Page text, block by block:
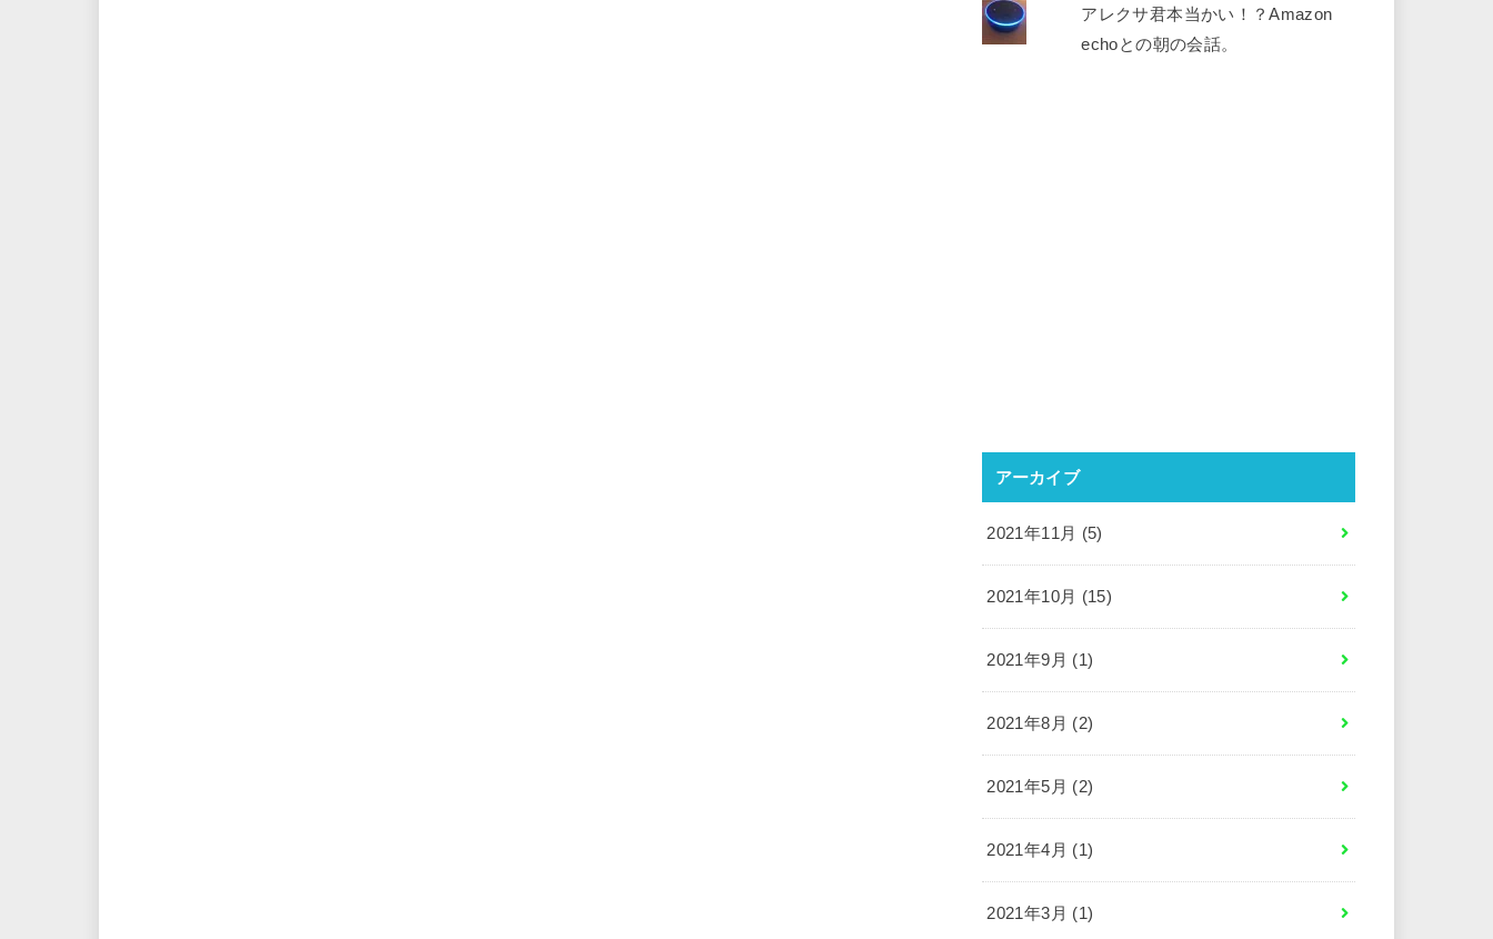
アレクサ君本当かい！？Amazon
echoとの朝の会話。
アーカイブ
2021年11月 (5)
2021年10月 (15)
2021年9月 (1)
2021年8月 (2)
2021年5月 (2)
2021年4月 (1)
2021年3月 (1)